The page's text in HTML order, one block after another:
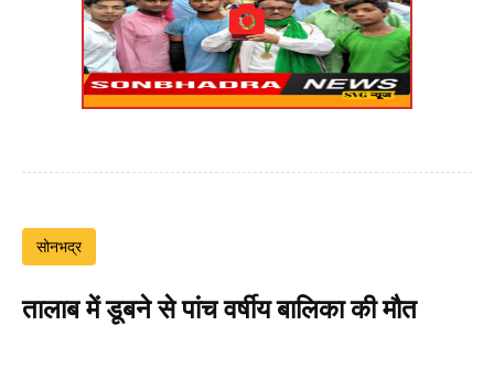
सोनभद्र
तालाब में डूबने से पांच वर्षीय बालिका की मौत